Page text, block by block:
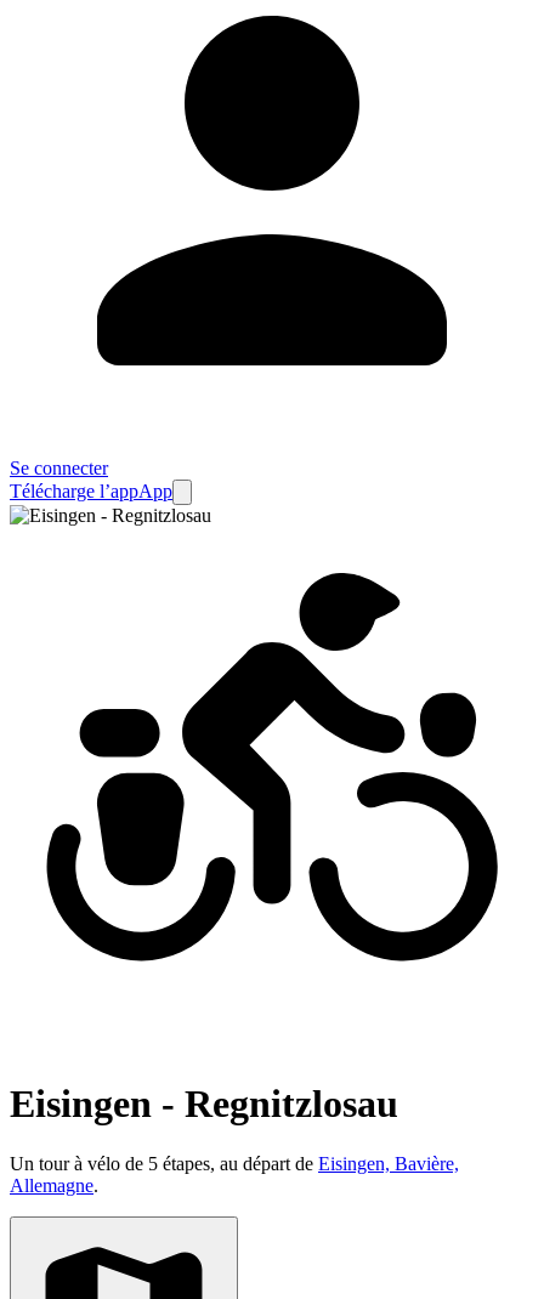
Se connecter
Télécharge l’appApp
Eisingen - Regnitzlosau
Un tour à vélo de 5 étapes, au départ de Eisingen, Bavière,
Allemagne.